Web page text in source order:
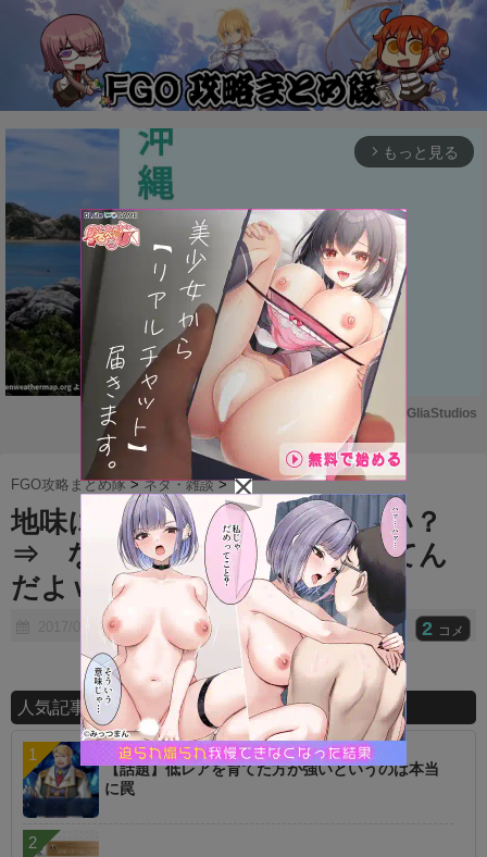
arrow_forward_ios もっと見る
u
t
e
Powered by GliaStudios
FGO攻略まとめ隊 >ネタ・雑談 >
地味に貝殻の要求数もやばない？
⇒ なんでボブまで欲しがってん
だよｗｗｗｗｗ
2017/07/16 2 コメ
人気記事ランキング
【話題】低レアを育てた方が強いというのは本当
に罠